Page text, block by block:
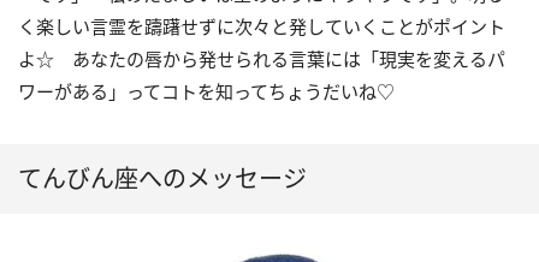
く楽しい言霊を躊躇せずに次々と発していくことがポイント
よ☆ あなたの唇から発せられる言葉には「現実を変えるパ
ワーがある」ってコトを知ってちょうだいね♡
てんびん座へのメッセージ